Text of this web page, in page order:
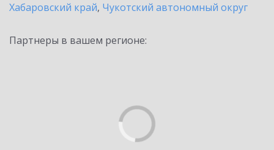
Хабаровский край, Чукотский автономный округ
Партнеры в вашем регионе: